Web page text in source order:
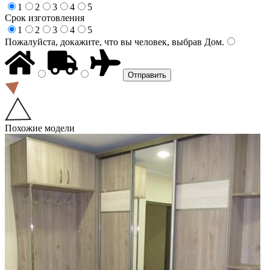
1 2 3 4
5
Срок изготовления
1
2 3 4
5
Пожалуйста, докажите, что вы человек, выбрав Дом.
Похожие модели